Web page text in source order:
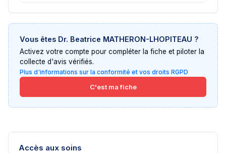
Vous êtes Dr. Beatrice MATHERON-LHOPITEAU ?
Activez votre compte pour compléter la fiche et piloter la
collecte d'avis vérifiés.
Plus d'informations sur la conformité et vos droits RGPD
C'est ma fiche
Accès aux soins